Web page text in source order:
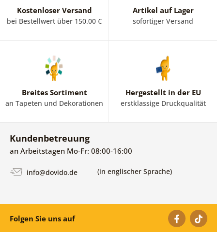
Kostenloser Versand
bei Bestellwert über 150.00 €
Artikel auf Lager
sofortiger Versand
Breites Sortiment
an Tapeten und Dekorationen
Hergestellt in der EU
erstklassige Druckqualität
Kundenbetreuung
an Arbeitstagen Mo-Fr: 08:00-16:00
info@dovido.de (in englischer Sprache)
Folgen Sie uns auf